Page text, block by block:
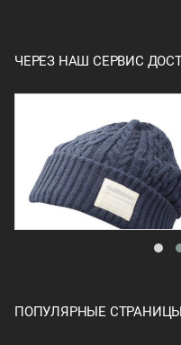
ЧЕРЕЗ НАШ СЕРВИС
ПОПУЛЯРНЫЕ СТРАНИЦЫ